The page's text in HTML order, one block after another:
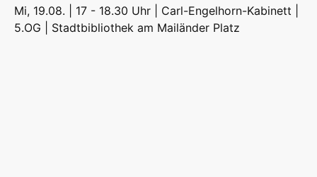
Mi, 19.08. | 17 - 18.30 Uhr | Carl-Engelhorn-Kabinett |
5.OG | Stadtbibliothek am Mailänder Platz